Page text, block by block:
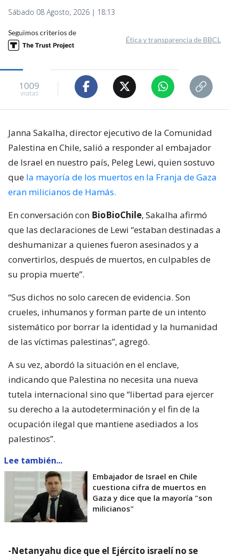
Sábado 08 Agosto, 2026 | 18:13
Seguimos criterios de
Ética y transparencia de BBCL
1009
visitas
Janna Sakalha, director ejecutivo de la Comunidad
Palestina en Chile, salió a responder al embajador
de Israel en nuestro país, Peleg Lewi, quien sostuvo
que la mayoría de los muertos en la Franja de Gaza
eran milicianos de Hamás.
En conversación con BioBioChile, Sakalha afirmó
que las declaraciones de Lewi “estaban destinadas a
deshumanizar a quienes fueron asesinados y a
convertirlos, después de muertos, en culpables de
su propia muerte”.
“Sus dichos no solo carecen de evidencia. Son
crueles, inhumanos y forman parte de un intento
sistemático por borrar la identidad y la humanidad
de las víctimas palestinas”, agregó.
A su vez, abordó la situación en el enclave,
indicando que Palestina no necesita una nueva
tutela internacional sino que “libertad para ejercer
su derecho a la autodeterminación y el fin de la
ocupación ilegal que mantiene asediados a los
palestinos”.
Lee también...
Embajador de Israel en Chile
cuestiona cifra de muertos en
Gaza y dice que la mayoría "son
milicianos"
-Netanyahu dice que el Ejército israelí no se